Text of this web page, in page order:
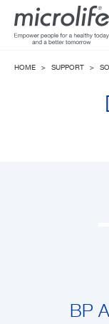
Voor de
HOME > SUPPORT >
BP